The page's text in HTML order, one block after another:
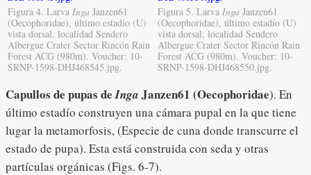
Figura 4. Larva Inga Janzen61
(Oecophoridae), último estadío (U)
vista dorsal, localidad Sendero
Albergue Crater Sector Rincón Rain
Forest ACG (980m). Voucher: 10-
SRNP-1598-DHJ468545.jpg.
Figura 5. Larva Inga Janzen61
(Oecophoridae), último estadío (U)
vista dorsal, localidad Sendero
Albergue Crater Sector Rincón Rain
Forest ACG (980m). Voucher: 10-
SRNP-1598-DHJ468550.jpg.
Capullos de pupas deInga Janzen61 (Oecophoridae). En
último estadío construyen una cámara pupal en la que tiene
lugar la metamorfosis, (Especie de cuna donde transcurre el
estado de pupa). Esta está construida con seda y otras
partículas orgánicas (Figs. 6-7).